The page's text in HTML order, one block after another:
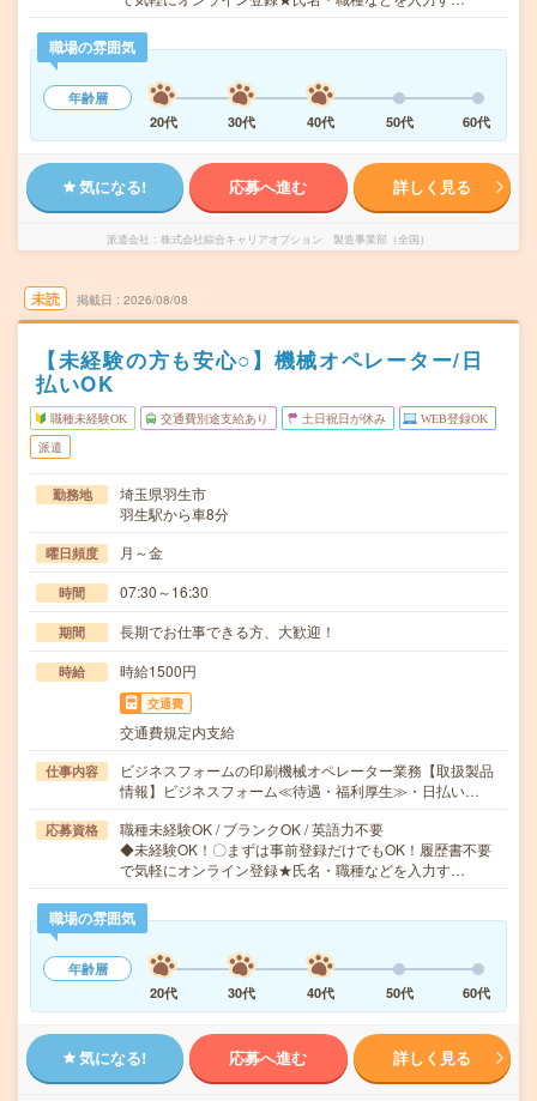
職場の雰囲気
年齢層
20代
30代 40代 50代 60代
気になる! 応募へ進む 詳しく見る
派遣会社 株式会社綜合キャリアオプション 製造事業部（全国）
未読 掲載日 2026/08/08
【未経験の方も安心○】機械オペレーター/日
払いOK
職種未経験OK 交通費別途支給あり 土日祝日が休み WEB登録OK
派遣
勤務地
埼玉県羽生市
羽生駅から車8分
曜日頻度 月～金
時間 07:30～16:30
期間 長期でお仕事できる方、大歓迎！
時給 時給1500円
交通費
交通費規定内支給
仕事内容
ビジネスフォームの印刷機械オペレーター業務【取扱製品
情報】ビジネスフォーム≪待遇・福利厚生≫・日払い…
応募資格
職種未経験OK / ブランクOK / 英語力不要
◆未経験OK！〇まずは事前登録だけでもOK！履歴書不要
で気軽にオンライン登録★氏名・職種などを入力す…
職場の雰囲気
年齢層
20代
30代 40代 50代 60代
気になる! 応募へ進む 詳しく見る